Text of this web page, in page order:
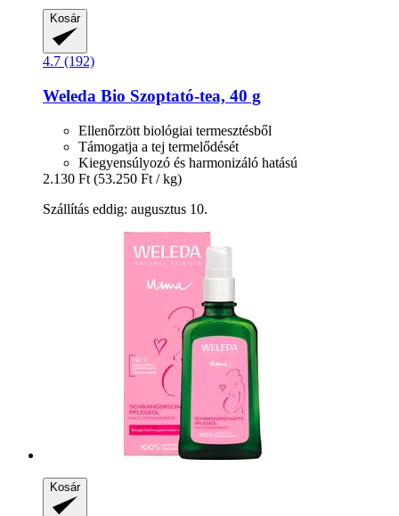
Kosár
4.7 (192)
Weleda Bio Szoptató-​tea, 40 g
Ellenőrzött biológiai termesztésből
Támogatja a tej termelődését
Kiegyensúlyozó és harmonizáló hatású
2.130 Ft (53.250 Ft / kg)
Szállítás eddig: augusztus 10.
Kosár